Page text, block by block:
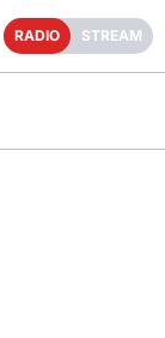
RADIO STREAM